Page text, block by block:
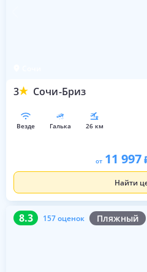
3 Сочи-Бриз
везде галька 26 км
от 11 997
Найти
8.3 157 оценок Пляжный
8.3 157 оценок